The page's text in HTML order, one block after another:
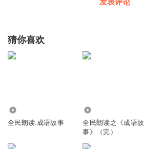
发表评论
猜你喜欢
全民朗读.成语故事
全民朗读之《成语故
事》（完）